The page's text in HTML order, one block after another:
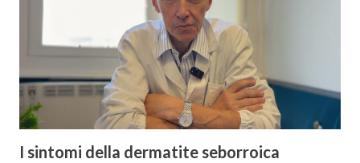
I sintomi della dermatite seborroica